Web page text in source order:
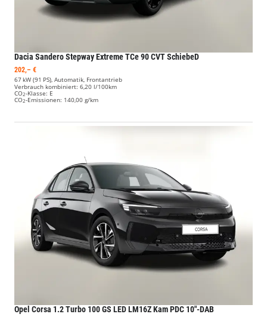
Dacia Sandero StepwayExtreme TCe 90 CVT SchiebeD
202,– €
67 kW (91 PS), Automatik, Frontantrieb
Verbrauch kombiniert: 6,20 l/100km
CO2-Klasse: E
CO2-Emissionen: 140,00 g/km
Opel Corsa 1.2 Turbo 100 GS LED LM16Z Kam PDC 10"-DAB